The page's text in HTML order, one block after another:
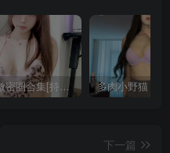
八酱 微密圈合集[持续更新]
下一篇